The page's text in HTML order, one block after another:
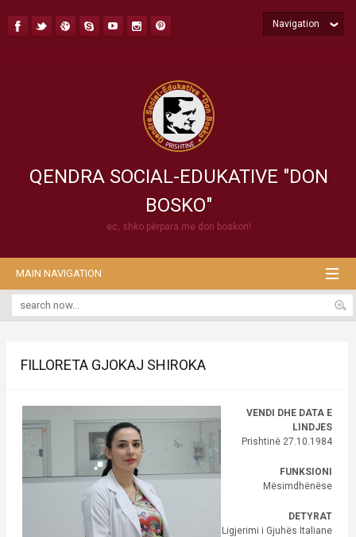
QENDRA SOCIAL-EDUKATIVE "DON
BOSKO"
ec, shko përpara me don boskon!
Navigation
MAIN NAVIGATION
FILLORETA GJOKAJ SHIROKA
VENDI DHE DATA E
LINDJES
Prishtinë 27.10.1984
FUNKSIONI
Mësimdhënëse
DETYRAT
Ligjerimi i Gjuhës Italiane